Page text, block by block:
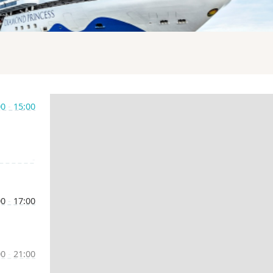
- 15:00
- 17:00
21:00